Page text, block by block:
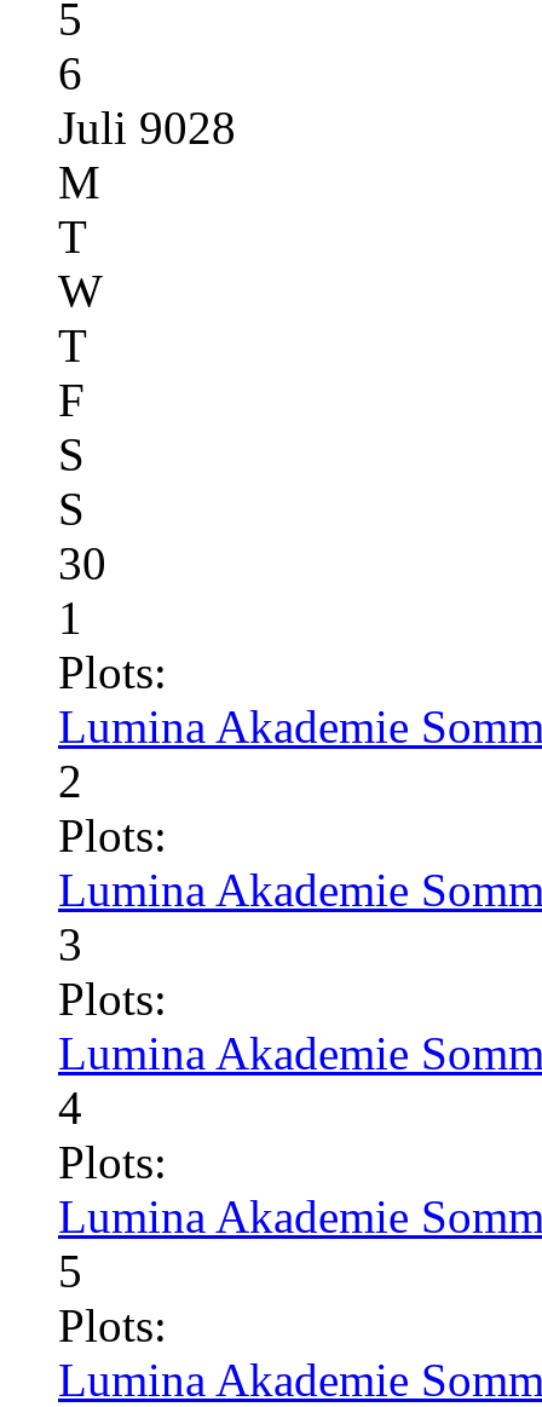
5
6
Juli 9028
M
T
W
T
F
S
S
30
1
Plots:
Lumina Akademie
2
Plots:
Lumina Akademie
3
Plots:
Lumina Akademie
4
Plots:
Lumina Akademie
5
Plots:
Lumina Akademie